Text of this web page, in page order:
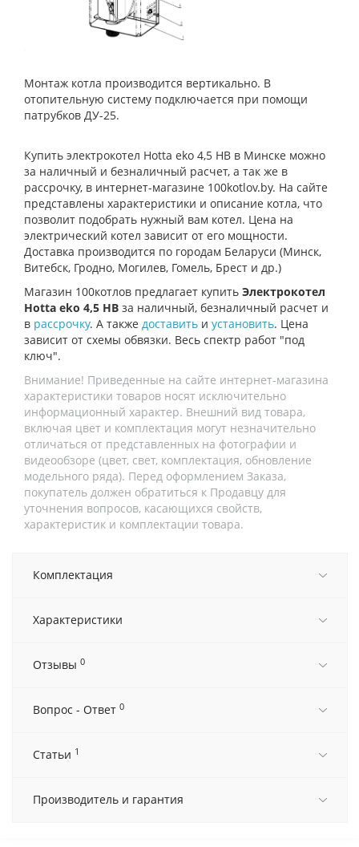
Монтаж котла производится вертикально. В
отопительную систему подключается при помощи
патрубков ДУ-25.
Купить электрокотел Hotta eko 4,5 HB в Минске можно
за наличный и безналичный расчет, а так же в
рассрочку, в интернет-магазине 100kotlov.by. На сайте
представлены характеристики и описание котла, что
позволит подобрать нужный вам котел. Цена на
электрический котел зависит от его мощности.
Доставка производится по городам Беларуси (Минск,
Витебск, Гродно, Могилев, Гомель, Брест и др.)
Магазин 100котлов предлагает купить Электрокотел
Hotta eko 4,5 HB за наличный, безналичный расчет и
в рассрочку. А также доставить и установить. Цена
зависит от схемы обвязки. Весь спектр работ "под
ключ".
Внимание! Приведенные на сайте интернет-магазина
характеристики товаров носят исключительно
информационный характер. Внешний вид товара,
включая цвет и комплектация могут незначительно
отличаться от представленных на фотографии и
видеообзоре (цвет, свет, комплектация, обновление
модельного ряда). Перед оформлением Заказа,
покупатель должен обратиться к Продавцу для
уточнения вопросов, касающихся свойств,
характеристик и комплектации товара.
Комплектация
Характеристики
Отзывы 0
Вопрос - Ответ 0
Статьи 1
Производитель и гарантия